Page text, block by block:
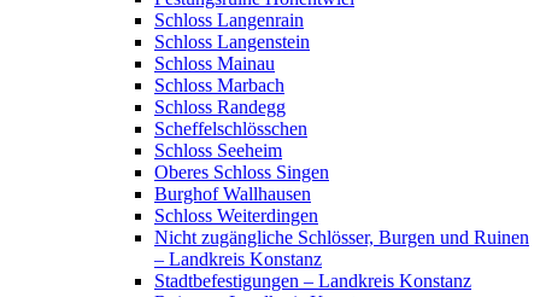
Schloss Langenrain
Schloss Langenstein
Schloss Mainau
Schloss Marbach
Schloss Randegg
Scheffelschlösschen
Schloss Seeheim
Oberes Schloss Singen
Burghof Wallhausen
Schloss Weiterdingen
Nicht zugängliche Schlösser, Burgen und Ruinen
– Landkreis Konstanz
Stadtbefestigungen – Landkreis Konstanz